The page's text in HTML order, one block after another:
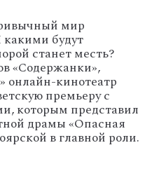
мир
какими будут
станет месть?
«Содержанки»,
кинотеатр
премьеру с
которым представил
драмы «Опасная
в главной роли.